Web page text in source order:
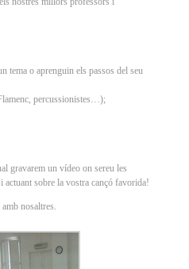
tema o aprenguin els passos del seu
percussionistes…);
gravarem un vídeo on sereu les
sobre la vostra cançó favorida!
nosaltres.